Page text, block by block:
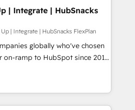
Solutions Partner 🏆2019
Impact Award 🏆2019
HubSpot Impact Award 🏆
HubSpot Impact Award 🏆2017
Impact Award 🏆2016
Impact Award 🏆2015
Agency of the Year 🏆2015
| Integrate | HubSnacks
| Integrate | HubSnacks FlexPlan
globally who've chosen
on-ramp to HubSpot since 2014
plans that accelerate value...
New or Check-fixing existing
All Experts 3️⃣ Integrate |